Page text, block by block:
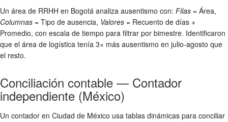
Un área de RRHH en Bogotá analiza ausentismo con: Filas = Área,
Columnas = Tipo de ausencia, Valores = Recuento de días +
Promedio, con escala de tiempo para filtrar por bimestre. Identificaron
que el área de logística tenía 3× más ausentismo en julio-agosto que
el resto.
Conciliación contable — Contador
independiente (México)
Un contador en Ciudad de México usa tablas dinámicas para conciliar